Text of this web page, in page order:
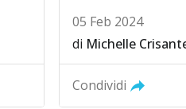
05 Feb 2024
di Michelle
Condividi